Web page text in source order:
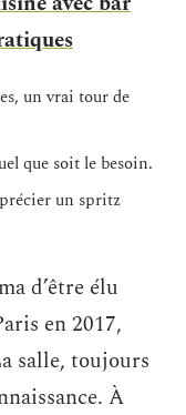
un vrai tour de
que soit le besoin.
un spritz
d’être élu
en 2017,
salle, toujours
À